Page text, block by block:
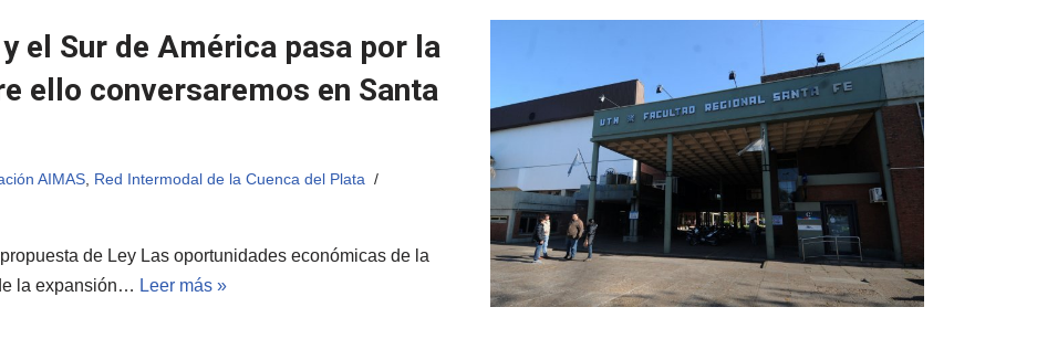
el Sur de América pasa por la
ello conversaremos en Santa
AIMAS, Red Intermodal de la Cuenca del Plata
de Ley Las oportunidades económicas de la
la expansión… Leer más »